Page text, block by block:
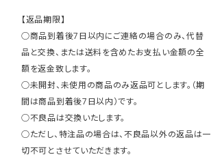
【返品期限】
○商品到着後7日以内にご連絡の場合のみ、代替
品と交換、または送料を含めたお支払い金額の全
額を返金致します。
○未開封、未使用の商品のみ返品可とします。（期
間は商品到着後7日以内）です。
○不良品は交換いたします。
○ただし、特注品の場合は、不良品以外の返品は一
切不可とさせていただきます。